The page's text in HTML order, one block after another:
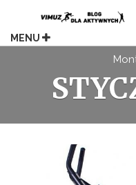
content
MENU